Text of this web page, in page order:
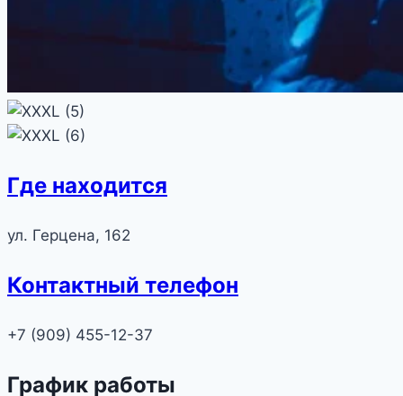
Где находится
ул. Герцена, 162
Контактный телефон
+7 (909) 455-12-37
График работы